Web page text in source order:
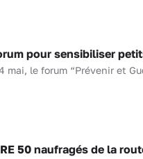
pour sensibiliser
mai, le forum “Prévenir et
50 naufragés de la